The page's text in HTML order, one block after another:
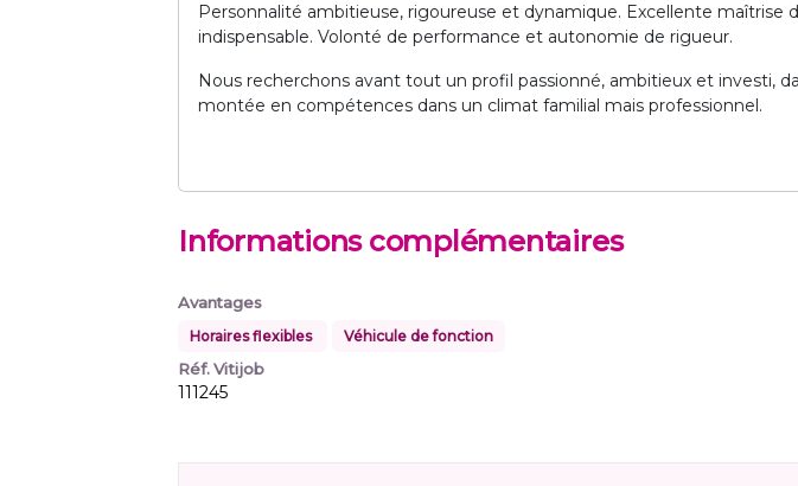
Personnalité ambitieuse, rigoureuse et dynamique. Excellente maîtrise
indispensable. Volonté de performance et autonomie de rigueur.
Nous recherchons avant tout un profil passionné, ambitieux et investi,
montée en compétences dans un climat familial mais professionnel.
Informations complémentaires
Avantages
Horaires flexibles Véhicule de fonction
Réf. Vitijob
111245